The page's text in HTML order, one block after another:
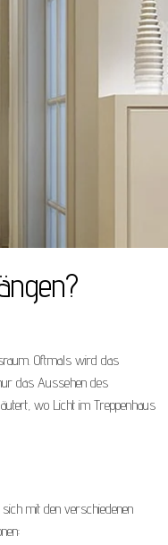
Oftmals wird das
das Aussehen des
wo Licht im Treppenhaus
mit den verschiedenen